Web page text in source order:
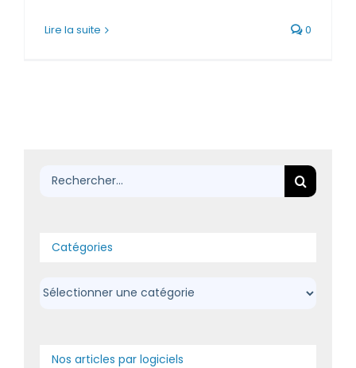
Lire la suite 0
Rechercher:
Catégories
Catégories
Nos articles par logiciels